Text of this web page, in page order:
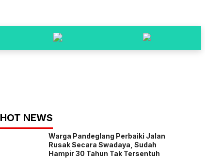
HOT NEWS
Warga Pandeglang Perbaiki Jalan
Rusak Secara Swadaya, Sudah
Hampir 30 Tahun Tak Tersentuh